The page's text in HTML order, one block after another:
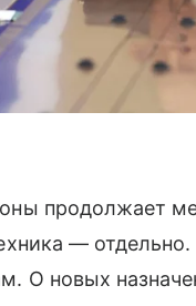
продолжает
—
О новых